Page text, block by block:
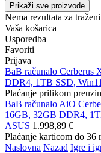
Prikaži sve proizvode
Nema rezultata za
Vaša košarica
Usporedba
Favoriti
Prijava
BaB računalo Cerberus
DDR4, 1TB SSD,
Plaćanje prilikom
BaB računalo AiO
16GB, 32GB DDR4,
ASUS 1.998,89 €
Plaćanje karticom do 36
Naslovna Nazad Igre i